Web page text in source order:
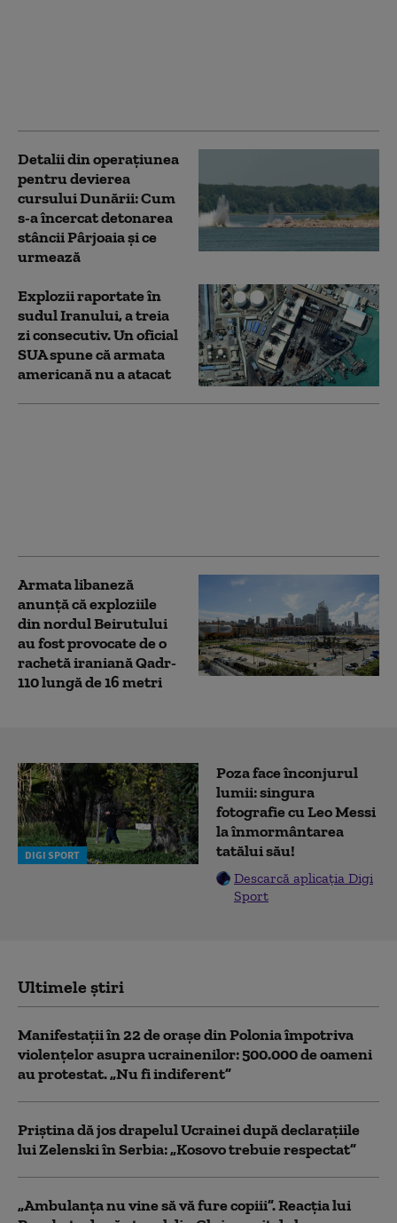
Detalii din operațiunea
pentru devierea
cursului Dunării: Cum
s-a încercat detonarea
stâncii Pârjoaia și ce
urmează
Explozii raportate în
sudul Iranului, a treia
zi consecutiv. Un oficial
SUA spune că armata
americană nu a atacat
Armata libaneză
anunţă că exploziile
din nordul Beirutului
au fost provocate de o
rachetă iraniană Qadr-
110 lungă de 16 metri
DIGI SPORT
Poza face înconjurul
lumii: singura
fotografie cu Leo Messi
la înmormântarea
tatălui său!
Descarcă aplicația Digi
Sport
Ultimele știri
Manifestații în 22 de orașe din Polonia împotriva
violențelor asupra ucrainenilor: 500.000 de oameni
au protestat. „Nu fi indiferent”
Priștina dă jos drapelul Ucrainei după declarațiile
lui Zelenski în Serbia: „Kosovo trebuie respectat”
„Ambulanța nu vine să vă fure copiii”. Reacția lui